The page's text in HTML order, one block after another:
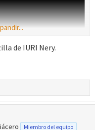
de IURI Nery.
Miembro del equipo